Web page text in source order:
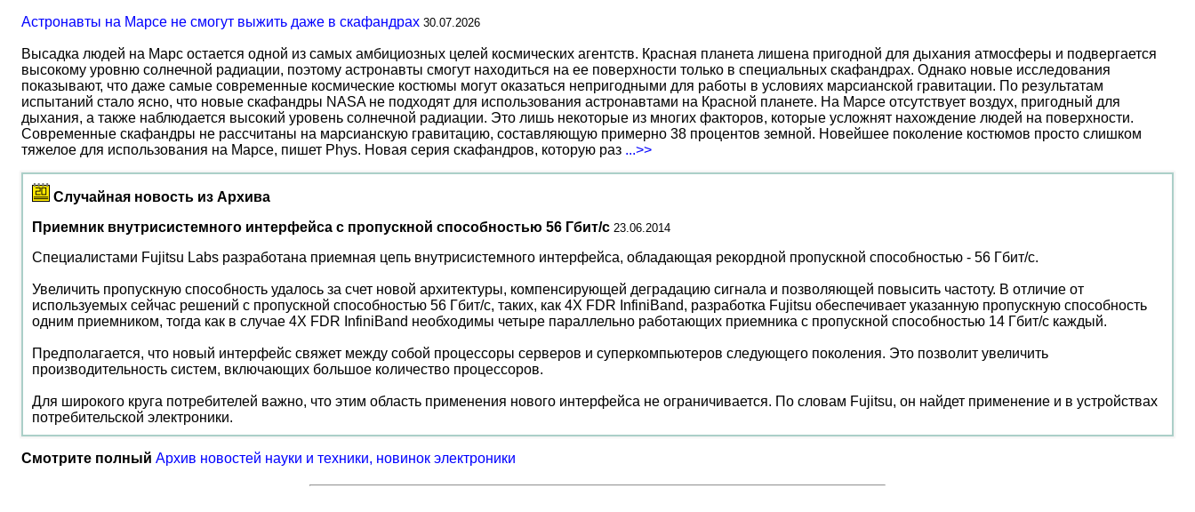
Астронавты на Марсе не смогут выжить даже в скафандрах 30.07.2026
Высадка людей на Марс остается одной из самых амбициозных целей космических агентств. Красная планета лишена пригодной для дыхания атмосферы и подвергается
высокому уровню солнечной радиации, поэтому астронавты смогут находиться на ее поверхности только в специальных скафандрах. Однако новые исследования
показывают, что даже самые современные космические костюмы могут оказаться непригодными для работы в условиях марсианской гравитации. По результатам
испытаний стало ясно, что новые скафандры NASA не подходят для использования астронавтами на Красной планете. На Марсе отсутствует воздух, пригодный для
дыхания, а также наблюдается высокий уровень солнечной радиации. Это лишь некоторые из многих факторов, которые усложнят нахождение людей на поверхности.
Современные скафандры не рассчитаны на марсианскую гравитацию, составляющую примерно 38 процентов земной. Новейшее поколение костюмов просто слишком
тяжелое для использования на Марсе, пишет Phys. Новая серия скафандров, которую раз ...>>
Случайная новость из Архива
Приемник внутрисистемного интерфейса с пропускной способностью 56 Гбит/с 23.06.2014
Специалистами Fujitsu Labs разработана приемная цепь внутрисистемного интерфейса, обладающая рекордной пропускной способностью - 56 Гбит/с.
Увеличить пропускную способность удалось за счет новой архитектуры, компенсирующей деградацию сигнала и позволяющей повысить частоту. В отличие от
используемых сейчас решений с пропускной способностью 56 Гбит/с, таких, как 4X FDR InfiniBand, разработка Fujitsu обеспечивает указанную пропускную способность
одним приемником, тогда как в случае 4X FDR InfiniBand необходимы четыре параллельно работающих приемника с пропускной способностью 14 Гбит/с каждый.
Предполагается, что новый интерфейс свяжет между собой процессоры серверов и суперкомпьютеров следующего поколения. Это позволит увеличить
производительность систем, включающих большое количество процессоров.
Для широкого круга потребителей важно, что этим область применения нового интерфейса не ограничивается. По словам Fujitsu, он найдет применение и в устройствах
потребительской электроники.
Смотрите полный Архив новостей науки и техники, новинок электроники